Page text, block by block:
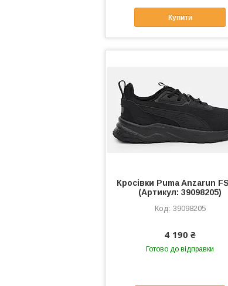
Купити
Кросівки Puma Anzarun
(Артикул: 39098205)
39098205
4 190 ₴
Готово до відправки